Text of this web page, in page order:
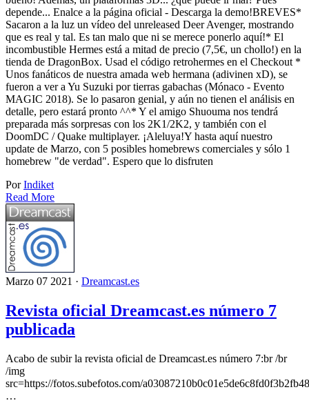
depende... Enalce a la página oficial - Descarga la demo!BREVES*
Sacaron a la luz un vídeo del unreleased Deer Avenger, mostrando
que es real y tal. Es tan malo que ni se merece ponerlo aquí!* El
incombustible Hermes está a mitad de precio (7,5€, un chollo!) en la
tienda de DragonBox. Usad el código retrohermes en el Checkout *
Unos fanáticos de nuestra amada web hermana (adivinen xD), se
fueron a ver a Yu Suzuki por tierras gabachas (Mónaco - Evento
MAGIC 2018). Se lo pasaron genial, y aún no tienen el análisis en
detalle, pero estará pronto ^^* Y el amigo Shuouma nos tendrá
preparada más sorpresas con los 2K1/2K2, y también con el
DoomDC / Quake multiplayer. ¡Aleluya!Y hasta aquí nuestro
update de Marzo, con 5 posibles homebrews comerciales y sólo 1
homebrew "de verdad". Espero que lo disfruten
PorIndiket
Read More
Marzo 07 2021 · Dreamcast.es
Revista oficial Dreamcast.es número 7
publicada
Acabo de subir la revista oficial de Dreamcast.es número 7:br /br
/img
src=https://fotos.subefotos.com/
…